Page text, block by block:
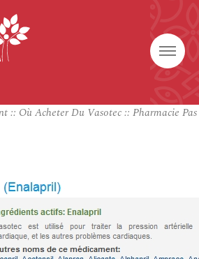
:: Où Acheter Du Vasotec :: Pharmacie Pas